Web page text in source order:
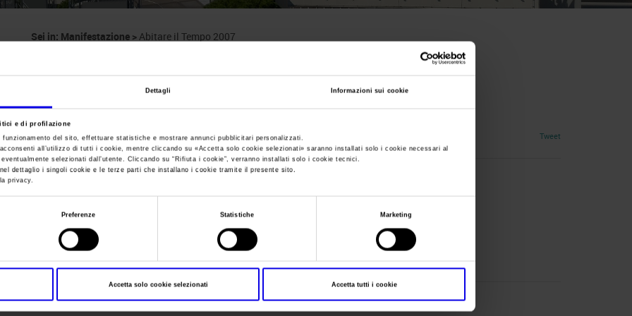
Dettagli Informazioni sui cookie
e di profilazione
del sito, effettuare statistiche e mostrare annunci pubblicitari personalizzati.
all’utilizzo di tutti i cookie, mentre cliccando su «Accetta solo cookie selezionati» saranno installati solo i cookie necessari al
selezionati dall’utente. Cliccando su “Rifiuta i cookie”, verranno installati solo i cookie tecnici.
dettaglio i singoli cookie e le terze parti che installano i cookie tramite il presente sito.
privacy.
Preferenze Statistiche Marketing
Accetta solo cookie selezionati Accetta tutti i cookie
Sei in: Manifestazione>Abitare il Tempo 2007
Abitare il Tempo
Giornate Internazionali dell`Arredo
Tweet
Data
Website
http://www.abitareiltempo.com
E-mail
info@acropoli.com
Segreteria organizzativa ACROPOLI